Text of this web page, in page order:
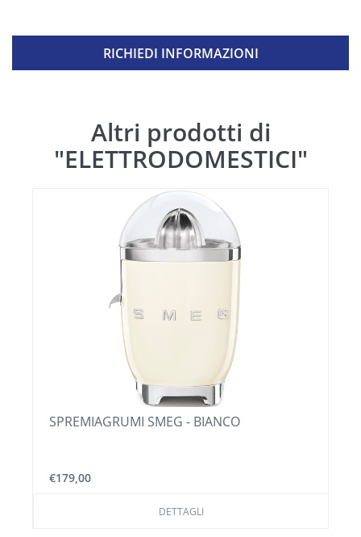
RICHIEDI INFORMAZIONI
Altri prodotti di
"ELETTRODOMESTICI"
GEL LOTUS GRIL - 200 ML
€8,00
DETTAGLI